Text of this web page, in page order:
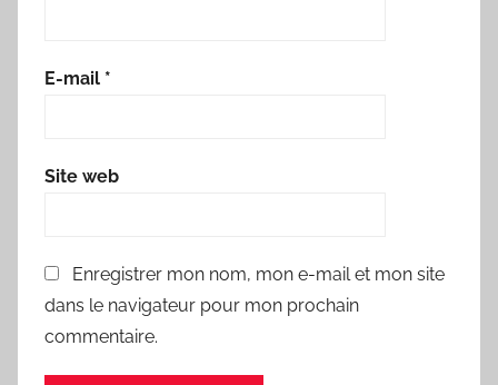
E-mail *
Site web
Enregistrer mon nom, mon e-mail et mon site
dans le navigateur pour mon prochain
commentaire.